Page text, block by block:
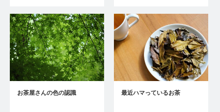
お茶屋さんの色の認識 最近ハマっているお茶